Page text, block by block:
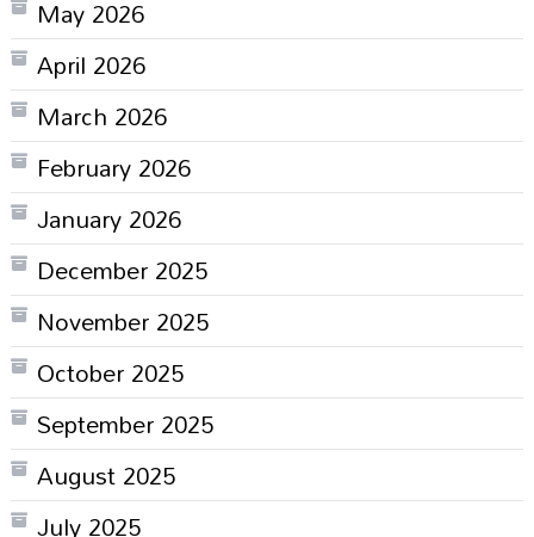
May 2026
April 2026
March 2026
February 2026
January 2026
December 2025
November 2025
October 2025
September 2025
August 2025
July 2025